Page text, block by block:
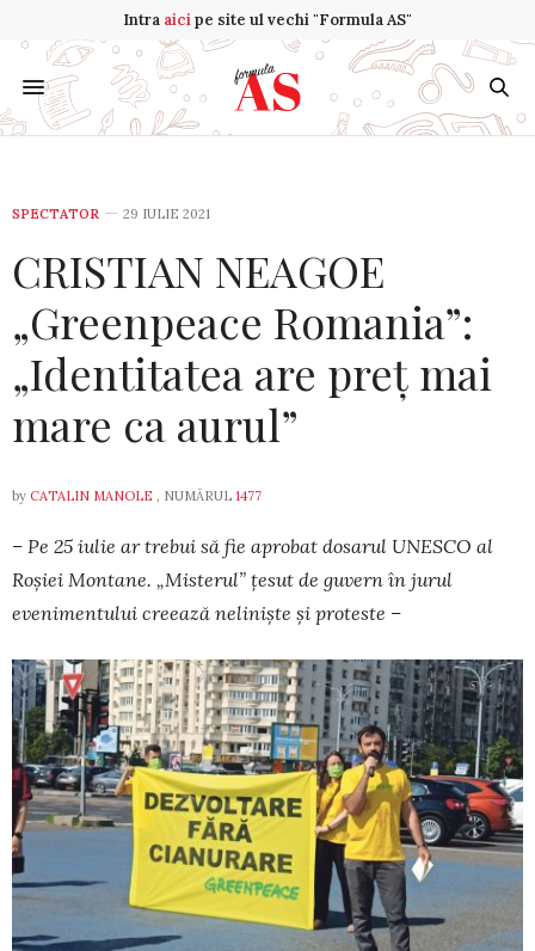
Intra aicipe site ul vechi "Formula AS"
SPECTATOR 29 IULIE 2021
CRISTIAN NEAGOE
„Greenpeace Romania”:
„Identitatea are preț mai
mare ca aurul”
by CATALIN MANOLE , NUMĂRUL 1477
– Pe 25 iulie ar trebui să fie aprobat dosarul UNESCO al
Roșiei Mon­tane. „Misterul” țesut de guvern în jurul
evenimentului creează neli­niște și proteste –